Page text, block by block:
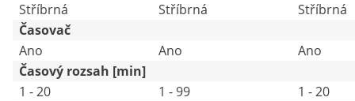
Stříbrná
Stříbrná
Stříbrná
Časovač
Ano
Ano
Ano
Časový rozsah [min]
1 - 20
1 - 99
1 - 20